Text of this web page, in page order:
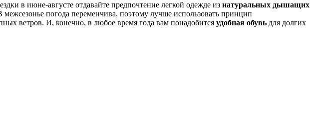
в июне-августе отдавайте предпочтение легкой одежде из натуральных дышащих
погода переменчива, поэтому лучше использовать принцип
ветров. И, конечно, в любое время года вам понадобится удобная обувь для долгих